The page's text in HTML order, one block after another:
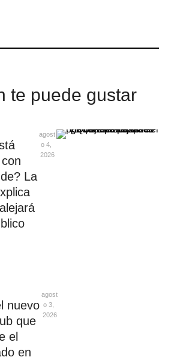
te puede gustar
La
agost
o 4,
2026
nuevo
que
el
en
agost
o 3,
2026